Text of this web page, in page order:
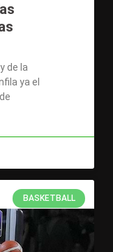
de la
ya el
BASKETBALL